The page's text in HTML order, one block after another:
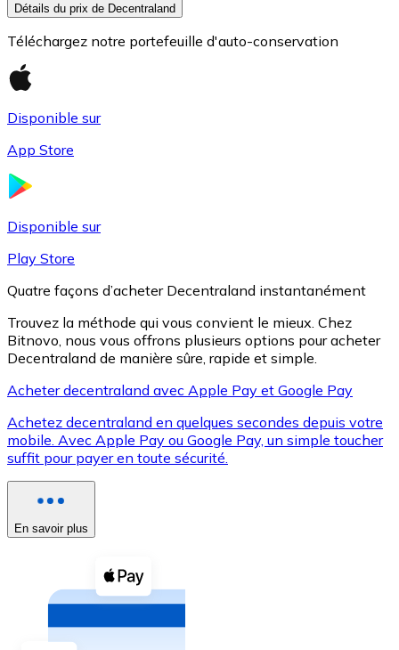
XRP
XRP
Voir toutes
Coupons crypto
Achetez des cryptomonnaies en espèces et d'autres
Acheter avec espèces
Détails du prix de Decentraland
Téléchargez notre portefeuille d'auto-conservation
Disponible sur
App Store
Disponible sur
Play Store
Quatre façons d’acheter Decentraland instantanément
Trouvez la méthode qui vous convient le mieux. Chez
Bitnovo, nous vous offrons plusieurs options pour acheter
Decentraland de manière sûre, rapide et simple.
Acheter decentraland avec Apple Pay et Google Pay
Achetez decentraland en quelques secondes depuis votre
mobile. Avec Apple Pay ou Google Pay, un simple toucher
suffit pour payer en toute sécurité.
En savoir plus